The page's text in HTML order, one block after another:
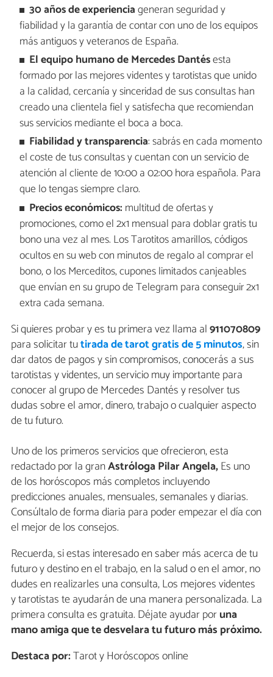
30 años de experienciageneran seguridad y
fiabilidad y la garantía de contar con uno de los equipos
más antiguos y veteranos de España.
El equipo humano de Mercedes Dantésesta
formado por las mejores videntes y tarotistas que unido
a la calidad, cercanía y sinceridad de sus consultas han
creado una clientela fiel y satisfecha que recomiendan
sus servicios mediante el boca a boca.
Fiabilidad y transparencia: sabrás en cada momento
el coste de tus consultas y cuentan con un servicio de
atención al cliente de 10:00 a 02:00 hora española. Para
que lo tengas siempre claro.
Precios económicos: multitud de ofertas y
promociones, como el 2x1 mensual para doblar gratis tu
bono una vez al mes. Los Tarotitos amarillos, códigos
ocultos en su web con minutos de regalo al comprar el
bono, o los Merceditos, cupones limitados canjeables
que envían en su grupo de Telegram para conseguir 2x1
extra cada semana.
Si quieres probar y es tu primera vez llama al911070809
para solicitar tutirada de tarot gratis de 5 minutos, sin
dar datos de pagos y sin compromisos, conocerás a sus
tarotistas y videntes, un servicio muy importante para
conocer al grupo de Mercedes Dantés y resolver tus
dudas sobre el amor, dinero, trabajo o cualquier aspecto
de tu futuro.
Uno de los primeros servicios que ofrecieron, esta
redactado por la granAstróloga Pilar Angela,Es uno
de los horóscopos más completos incluyendo
predicciones anuales, mensuales, semanales y diarias.
Consúltalo de forma diaria para poder empezar el día con
el mejor de los consejos.
Recuerda, si estas interesado en saber más acerca de tu
futuro y destino en el trabajo, en la salud o en el amor, no
dudes en realizarles una consulta, Los mejores videntes
y tarotistas te ayudarán de una manera personalizada. La
primera consulta es gratuita. Déjate ayudar poruna
mano amiga que te desvelara tu futuro más próximo.
Destaca por:Tarot y Horóscopos online